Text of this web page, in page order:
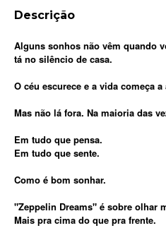
Descrição
Alguns sonhos não vêm quando
tá no silêncio de casa.
O céu escurece e a vida começa a
Mas não lá fora. Na maioria das
Em tudo que pensa.
Em tudo que sente.
Como é bom sonhar.
"Zeppelin Dreams" é sobre olhar
Mais pra cima do que pra frente.